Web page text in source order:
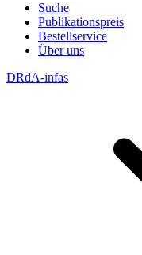
Suche
Publikationspreis
Bestellservice
Über uns
DRdA-infas